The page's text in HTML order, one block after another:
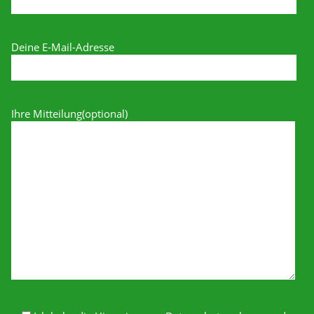
Deine E-Mail-Adresse
Ihre Mitteilung(optional)